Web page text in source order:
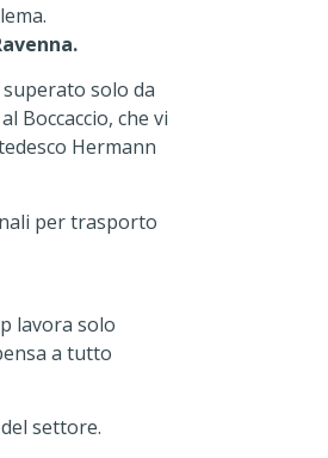
solo da
Boccaccio, che vi
Hermann
per trasporto
lavora solo
a tutto
settore.